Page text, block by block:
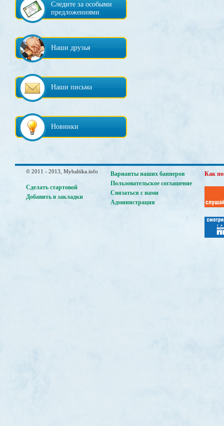
Следите за особыми
предложениями
Наши друзья
Наши письма
Новинки
© 2011 - 2013, Mybaltika.info
Сделать стартовой
Добавить в закладки
Варианты наших баннеров
Пользовательское соглашение
Связаться с нами
Администрация
Как